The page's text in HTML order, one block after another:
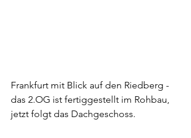
Frankfurt mit Blick auf den Riedberg -
das 2.OG ist fertiggestellt im Rohbau,
jetzt folgt das Dachgeschoss.